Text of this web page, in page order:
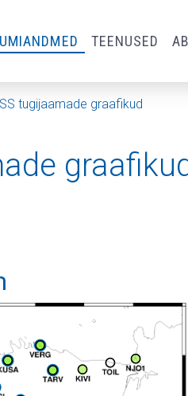
TEENUSED
tugijaamade graafikud